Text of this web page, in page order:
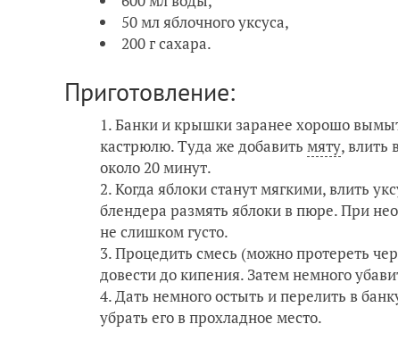
50 мл яблочного уксуса,
200 г сахара.
Приготовление:
Банки и крышки заранее хорошо
кастрюлю. Туда же добавить мяту, влить
около 20 минут.
Когда яблоки станут мягкими, влить
блендера размять яблоки в пюре. При
не слишком густо.
Процедить смесь (можно протереть
довести до кипения. Затем немного
Дать немного остыть и перелить в
убрать его в прохладное место.